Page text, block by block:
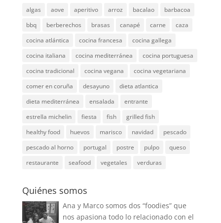
algas aove aperitivo arroz bacalao
barbacoa
bbq
berberechos brasas canapé carne
caza
cocina atlántica
cocina francesa
cocina gallega
cocina italiana
cocina mediterránea
cocina portuguesa
cocina tradicional
cocina vegana
cocina vegetariana
comer en coruña
desayuno
dieta atlantica
dieta mediterránea
ensalada
entrante
estrella michelin
fiesta fish
grilled fish
healthy food
huevos marisco navidad
pescado
pescado al horno
portugal postre pulpo
queso
restaurante
seafood vegetales verduras
Quiénes somos
Ana y Marco somos dos “foodies” que
nos apasiona todo lo relacionado con el